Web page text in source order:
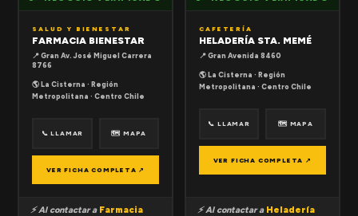
SALUD Y BIENESTAR
FARMACIA BIENESTAR
📍 Gran Av. José Miguel Carrera
8766
🌎 La Cisterna · Región
Metropolitana · Centro Chile
📞 LLAMAR 🗺 MAPA
VER FICHA COMPLETA ↗
⚡ Al contactar a Farmacia
CAFETERÍA
HELADERÍA STA. MEMÉ
📍 Gran Avenida 8460
🌎 La Cisterna · Región
Metropolitana · Centro Chile
📞 LLAMAR 🗺 MAPA
VER FICHA COMPLETA ↗
⚡ Al contactar a Heladería